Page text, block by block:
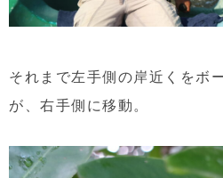
それまで左手側の岸近くをボ
が、右手側に移動。